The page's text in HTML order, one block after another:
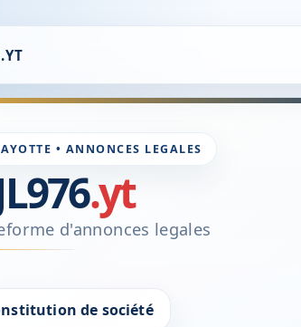
• ANNONCES LEGALES
.yt
d'annonces legales
de société